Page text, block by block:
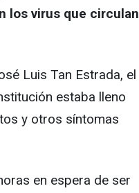
los virus que circulan
Luis Tan Estrada, el
estaba lleno
y otros síntomas
en espera de ser